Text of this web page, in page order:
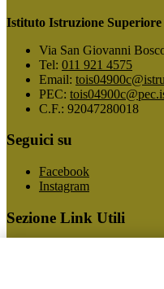
Istituto Istruzione
Via San Giovanni
Tel: 011 921 4575
Email:
PEC:
C.F.: 92047280018
Seguici su
Facebook
Instagram
Sezione Link Utili